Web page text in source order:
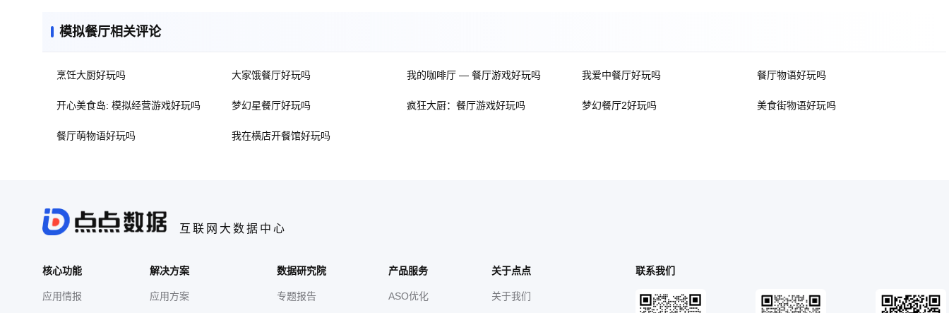
模拟餐厅相关评论
烹饪大厨好玩吗 大家饿餐厅好玩吗 我的咖啡厅 — 餐厅游戏好玩吗 我爱中餐厅好玩吗 餐厅物语好玩吗
开心美食岛: 模拟经营游戏好玩吗 梦幻星餐厅好玩吗 疯狂大厨：餐厅游戏好玩吗 梦幻餐厅2好玩吗 美食街物语好玩吗
餐厅萌物语好玩吗 我在横店开餐馆好玩吗
互联网大数据中心
核心功能
应用情报
解决方案
应用方案
数据研究院
专题报告
产品服务
ASO优化
关于点点
关于我们
联系我们